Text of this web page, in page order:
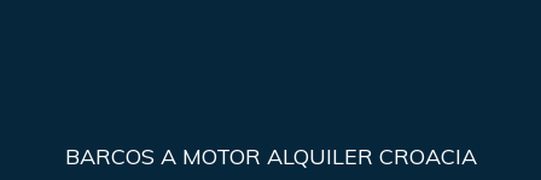
BARCOS A MOTOR ALQUILER CROACIA